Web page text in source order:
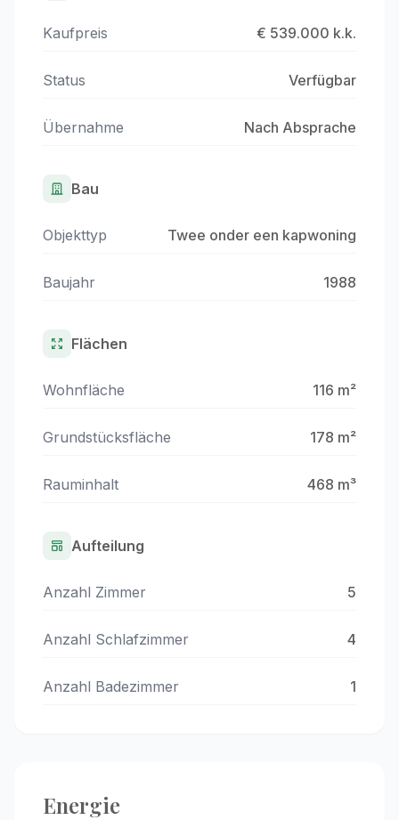
Kaufpreis € 539.000 k.k.
Status Verfügbar
Übernahme Nach Absprache
Bau
Objekttyp Twee onder een kapwoning
Baujahr 1988
Flächen
Wohnfläche 116 m²
Grundstücksfläche 178 m²
Rauminhalt 468 m³
Aufteilung
Anzahl Zimmer 5
Anzahl Schlafzimmer 4
Anzahl Badezimmer 1
Energie